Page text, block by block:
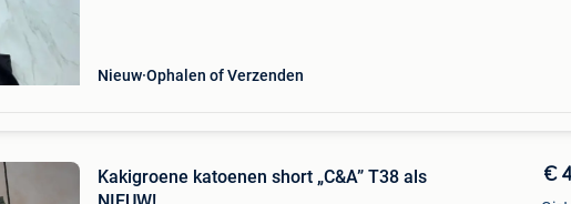
Nieuw Ophalen of Verzenden
Kakigroene katoenen short „C&A” T38 als
€